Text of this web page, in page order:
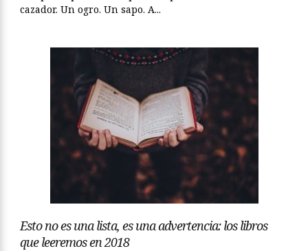
cazador. Un ogro. Un sapo. A...
Esto no es una lista, es una advertencia: los libros
que leeremos en 2018